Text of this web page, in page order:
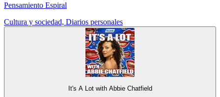
Pensamiento Espiral
Cultura y sociedad, Diarios personales
It's A Lot with Abbie Chatfield